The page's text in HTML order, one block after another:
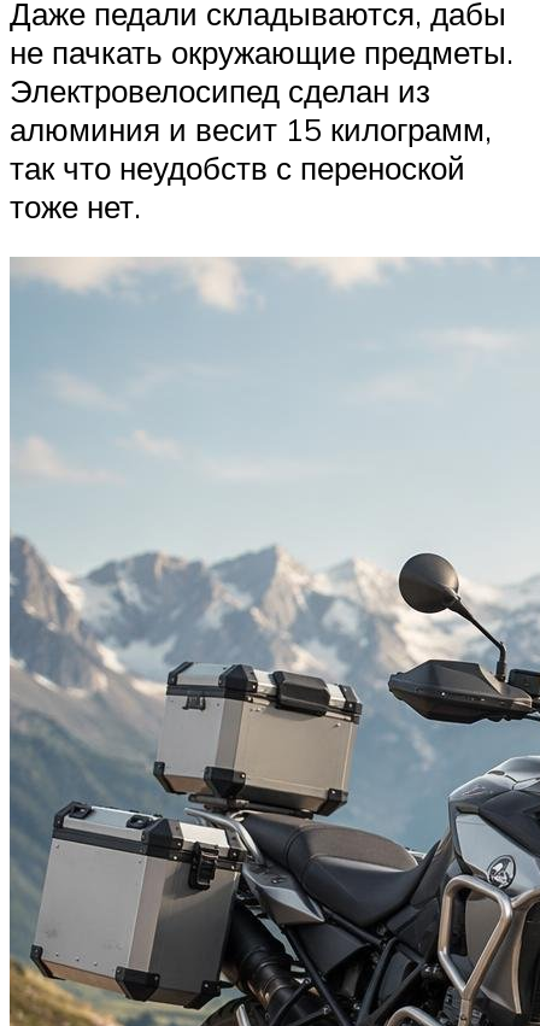
Даже педали складываются, дабы
не пачкать окружающие предметы.
Электровелосипед сделан из
алюминия и весит 15 килограмм,
так что неудобств с переноской
тоже нет.